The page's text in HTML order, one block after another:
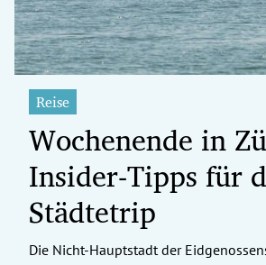
Reise
Wochenende in
Insider-Tipps für
Städtetrip
Die Nicht-Hauptstadt der